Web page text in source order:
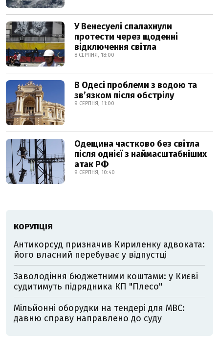
У Венесуелі спалахнули
протести через щоденні
відключення світла
8 СЕРПНЯ, 18:00
В Одесі проблеми з водою та
звʼязком після обстрілу
9 СЕРПНЯ, 11:00
Одещина частково без світла
після однієї з наймасштабніших
атак РФ
9 СЕРПНЯ, 10:40
КОРУПЦІЯ
Антикорсуд призначив Кириленку адвоката:
його власний перебуває у відпустці
Заволодіння бюджетними коштами: у Києві
судитимуть підрядника КП "Плесо"
Мільйонні оборудки на тендері для МВС:
давню справу направлено до суду